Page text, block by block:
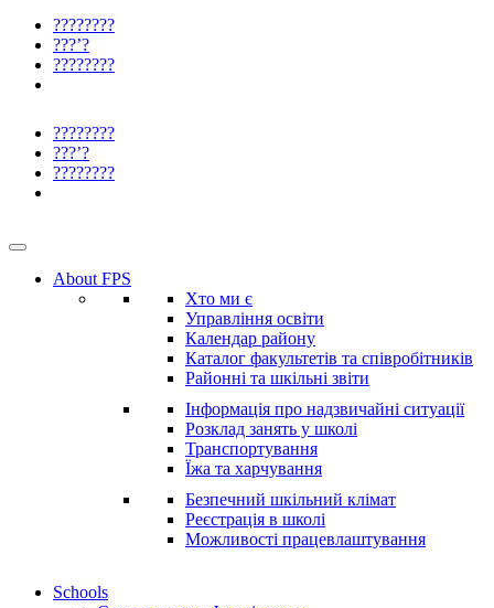
????????
???’?
????????
????????
???’?
????????
About FPS
Хто ми є
Управління освіти
Календар району
Каталог факультетів та співробітників
Районні та шкільні звіти
Інформація про надзвичайні ситуації
Розклад занять у школі
Транспортування
Їжа та харчування
Безпечний шкільний клімат
Реєстрація в школі
Можливості працевлаштування
Schools